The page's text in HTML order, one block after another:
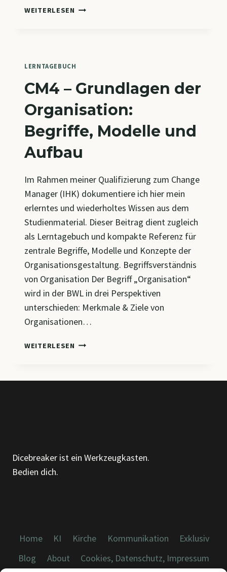
WEITERLESEN MEIN
1
&
KAFFEE
LERNTAGEBUCH
CM4 – Grundlagen der
Organisation:
Begriffe, Modelle und
Aufbau
Im Rahmen meiner Qualifizierung zum Change
Manager (IHK) dokumentiere ich hier mein
erlerntes und wiederholtes Wissen aus dem
Studienmaterial. Dieser Beitrag dient zugleich
als Lerntagebuch und kompakte Referenz für
zentrale Begriffe, Modelle und Konzepte der
Organisationsgestaltung. Begriffsverständnis
von Organisation Der Begriff „Organisation“
wird in der BWL in drei Perspektiven
unterschieden: Merkmale & Ziele von
Organisationen…
WEITERLESEN CM4
Dicebreaker ist ein Werkzeugkasten.
Bedien dich.
Home KI Kirche Kommunikation
Exklusiv
Blog
About Cookies, Datenschutz, Impressum